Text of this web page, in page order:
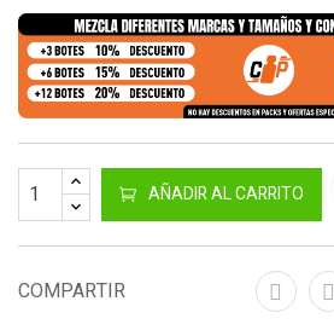
AÑADIR AL CARRITO
COMPARTIR